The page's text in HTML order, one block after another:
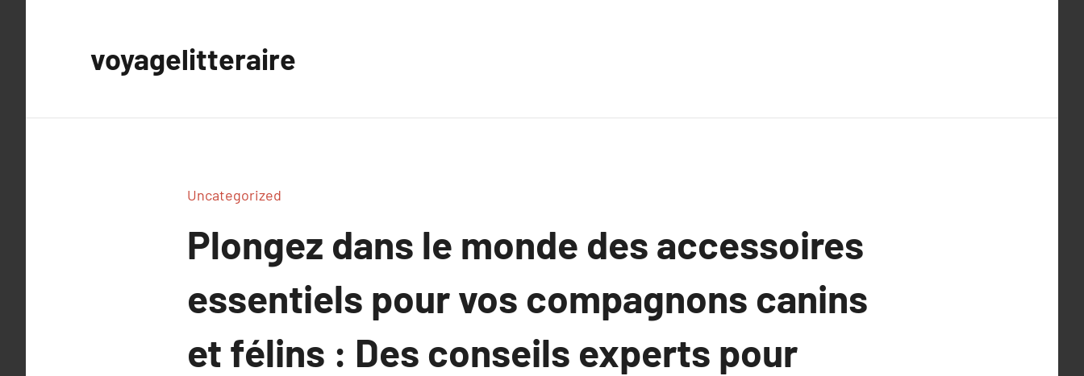
voyagelitteraire
Uncategorized
Plongez dans le monde des accessoires
essentiels pour vos compagnons canins
et félins : Des conseils experts pour